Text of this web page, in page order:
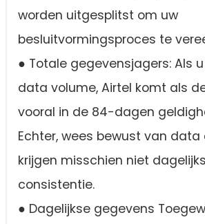
worden uitgesplitst om uw
besluitvormingsproces te
● Totale gegevensjagers: Als
data volume, Airtel komt als
vooral in de 84-dagen
Echter, wees bewust van
krijgen misschien niet
consistentie.
● Dagelijkse gegevens